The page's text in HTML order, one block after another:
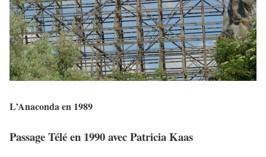
L’Anaconda en 1989
Passage Télé en 1990 avecPatricia Kaas